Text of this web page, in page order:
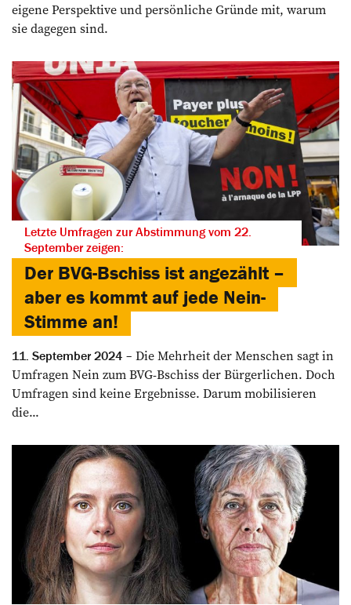
eigene Perspektive und persönliche Gründe mit, warum
sie dagegen sind.
Letzte Umfragen zur Abstimmung vom 22.
September zeigen:
Der BVG-Bschiss ist angezählt –
aber es kommt auf jede Nein-
Stimme an!
11. September 2024
Die Mehrheit der Menschen sagt in
Umfragen Nein zum BVG-Bschiss der Bürgerlichen. Doch
Umfragen sind keine Ergebnisse. Darum mobilisieren
die...